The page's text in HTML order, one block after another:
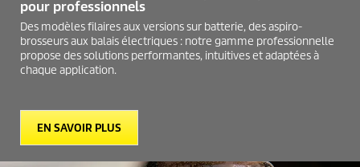
pour professionnels
Des modèles filaires aux versions sur batterie, des aspiro-
brosseurs aux balais électriques : notre gamme professionnelle
propose des solutions performantes, intuitives et adaptées à
chaque application.
EN SAVOIR PLUS